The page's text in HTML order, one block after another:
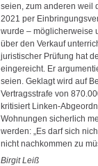
seien, zum anderen weil
2021 per
wurde – möglicherweise
über den Verkauf
juristischer Prüfung hat
eingereicht. Er
seien. Geklagt wird auf
Vertragsstrafe von
kritisiert Linken-
Wohnungen sicherlich
werden: „Es darf sich
nicht nachkommen zu
Birgit Leiß